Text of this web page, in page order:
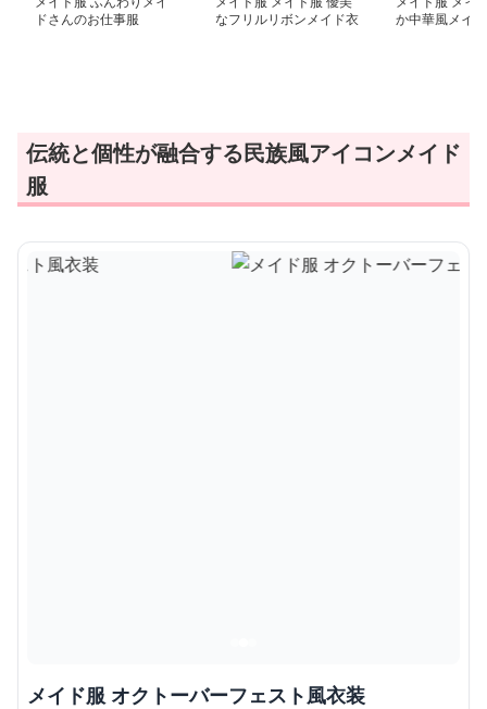
ドさんのお仕事服
なフリルリボンメイド衣
か中華風メイ
伝統と個性が融合する民族風アイコンメイド
服
メイド服 オクトーバーフェスト風衣装